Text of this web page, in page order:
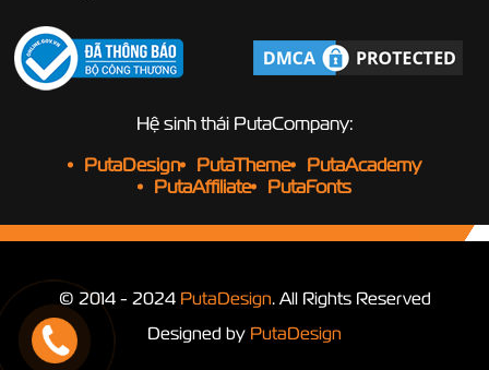
Hệ sinh thái PutaCompany:
PutaDesign
PutaTheme
PutaAcademy
PutaAffiliate
PutaFonts
© 2014 - 2024 PutaDesign . All Rights Reserved
Designed by PutaDesign